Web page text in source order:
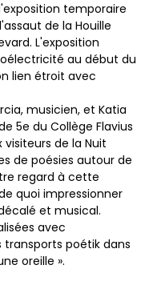
temporaire
de la Houille
L'exposition
au début du
lien étroit avec
musicien, et Katia
5e du Collège Flavius
visiteurs de la Nuit
de poésies autour de
regard à cette
quoi impressionner
et musical.
avec
transports poétik dans
oreille ».